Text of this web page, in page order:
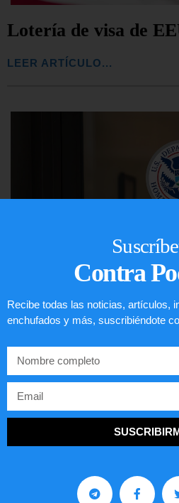
Lotería de visa de
LEER ARTÍCULO...
Comunistas no son
EE.UU.
LEER ARTÍCULO...
Contra
Recibe todas las noticias, artículos,
enchufados y más, suscribiéndote